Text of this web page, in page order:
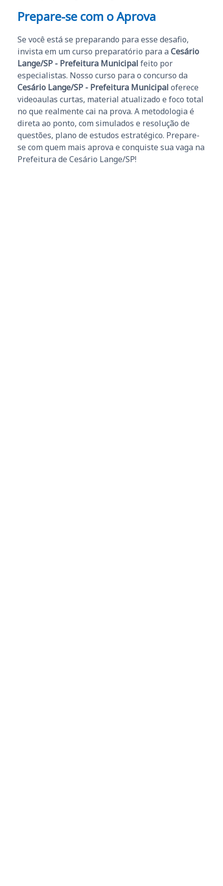
Prepare-se com o Aprova
Se você está se preparando para esse desafio,
invista em um curso preparatório para a Cesário
Lange/SP - Prefeitura Municipal feito por
especialistas. Nosso curso para o concurso da
Cesário Lange/SP - Prefeitura Municipal oferece
videoaulas curtas, material atualizado e foco total
no que realmente cai na prova. A metodologia é
direta ao ponto, com simulados e resolução de
questões, plano de estudos estratégico. Prepare-
se com quem mais aprova e conquiste sua vaga na
Prefeitura de Cesário Lange/SP!